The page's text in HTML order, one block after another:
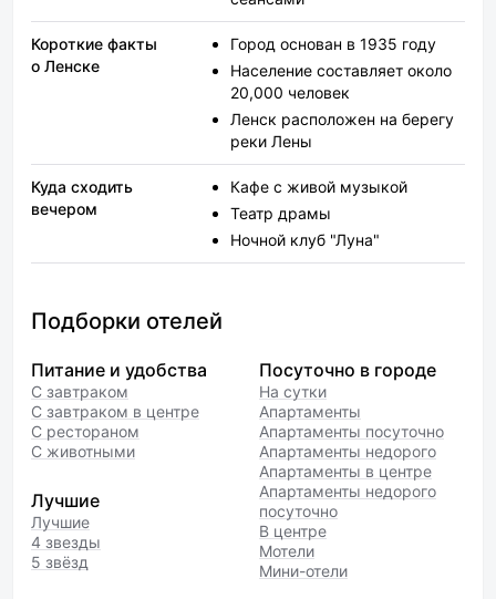
Короткие факты
о Ленске
Город основан в 1935 году
Население составляет около
20,000 человек
Ленск расположен на берегу
реки Лены
Куда сходить
вечером
Кафе с живой музыкой
Театр драмы
Ночной клуб "Луна"
Подборки отелей
Питание и удобства
С завтраком
С завтраком в центре
С рестораном
С животными
Лучшие
Лучшие
4 звезды
5 звёзд
Посуточно в городе
На сутки
Апартаменты
Апартаменты посуточно
Апартаменты недорого
Апартаменты в центре
Апартаменты недорого
посуточно
В центре
Мотели
Мини-отели